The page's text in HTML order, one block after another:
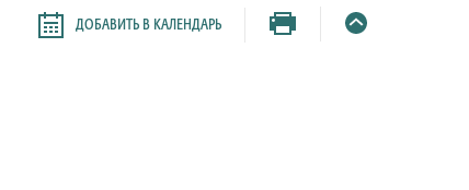
ДОБАВИТЬ В КАЛЕНДАРЬ